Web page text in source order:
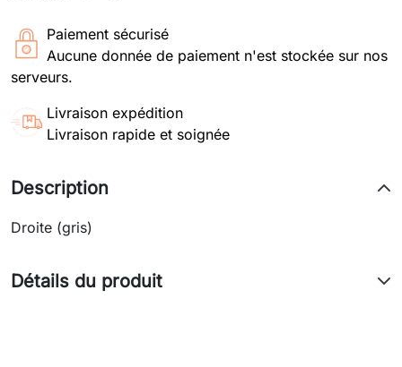
Paiement sécurisé
Aucune donnée de paiement n'est stockée sur nos
serveurs.
Livraison expédition
Livraison rapide et soignée
Description
Droite (gris)
Détails du produit